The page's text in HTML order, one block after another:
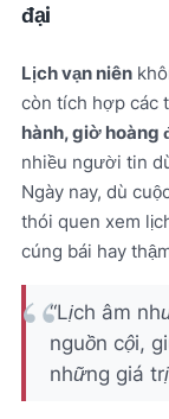
đại
Lịch vạn niên
còn tích hợp các
hành, giờ hoàng
nhiều người tin
Ngày nay, dù
thói quen xem
cúng bái hay
“Lịch âm
nguồn cội,
những giá